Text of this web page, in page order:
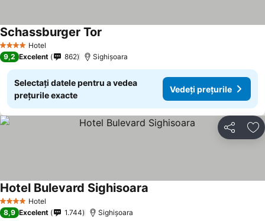
4 Stele Hotel
Schassburger Tor
9,2 Excelent 862 Sighișoara
Selectați datele pentru a vedea
prețurile exacte
Vedeți prețurile
Distribuiți
4 Stele Hotel
Hotel Bulevard Sighisoara
8,9 Excelent 1.744 Sighișoara